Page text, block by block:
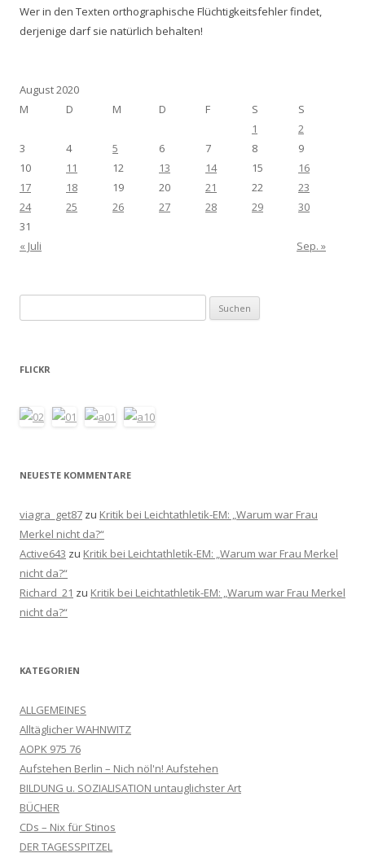
Wer in den Texten orthographische Flüchtigkeitsfehler findet,
derjenige darf sie natürlich behalten!
August 2020
M
D M D F S
S
1
2
3
4 5 6 7 8
9
10
11 12 13 14 15
16
17
18 19 20 21 22
23
24
25 26 27 28 29
30
31
« Juli
Sep. »
nach:
FLICKR
NEUESTE KOMMENTARE
viagra_get87 zu Kritik bei Leichtathletik-EM: „Warum war Frau
Merkel nicht da?“
Active643 zu Kritik bei Leichtathletik-EM: „Warum war Frau Merkel
nicht da?“
Richard_21 zu Kritik bei Leichtathletik-EM: „Warum war Frau Merkel
nicht da?“
KATEGORIEN
ALLGEMEINES
Alltäglicher WAHNWITZ
AOPK 975 76
Aufstehen Berlin – Nich nöl'n! Aufstehen
BILDUNG u. SOZIALISATION untauglichster Art
BÜCHER
CDs – Nix für Stinos
DER TAGESSPITZEL